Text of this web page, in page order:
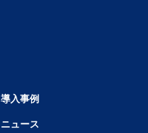
導入事例
ニュース